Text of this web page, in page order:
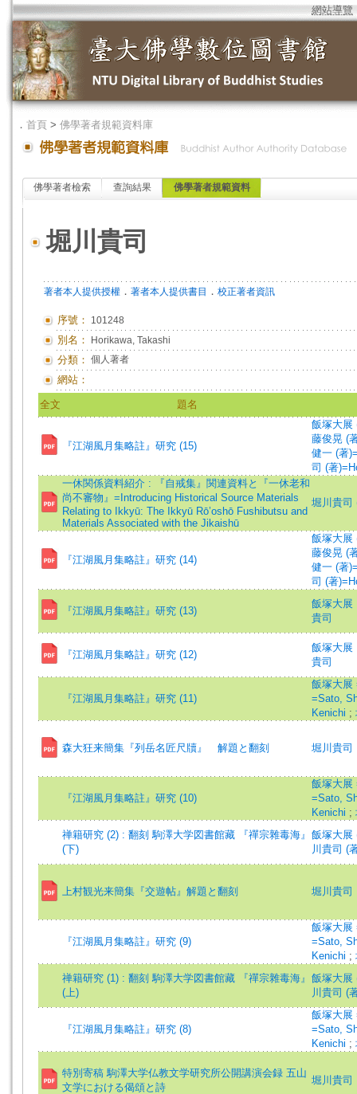
網站導覽
． 首頁 > 佛學著者規範資料庫
佛學著者檢索 查詢結果 佛學著者規範資料
堀川貴司
著者本人提供授權 ． 著者本人提供書目 ． 校正著者資訊
序號： 101248
別名： Horikawa, Takashi
分類： 個人著者
網站：
全文 題名
『江湖風月集略註』研究 (15)
飯塚大展
藤俊晃 (
健一 (著
司 (著
一休関係資料紹介 : 『自戒集』関連資料と『一休老和
尚不審物』=Introducing Historical Source Materials
Relating to Ikkyū: The Ikkyū Rō’oshō Fushibutsu and
Materials Associated with the Jikaishū
堀川貴司
『江湖風月集略註』研究 (14)
飯塚大展
藤俊晃 (
健一 (著
司 (著
『江湖風月集略註』研究 (13)
飯塚大展
貴司
『江湖風月集略註』研究 (12)
飯塚大展
貴司
『江湖風月集略註』研究 (11)
飯塚大展
=Sato,
Kenichi ;
森大狂来簡集『列岳名匠尺牘』 解題と翻刻 堀川貴司
『江湖風月集略註』研究 (10)
飯塚大展
=Sato,
Kenichi ;
禅籍研究 (2) : 翻刻 駒澤大学図書館藏 『禪宗雜毒海』
(下)
飯塚大展
川貴司 (
上村観光来簡集『交遊帖』解題と翻刻 堀川貴司
『江湖風月集略註』研究 (9)
飯塚大展
=Sato,
Kenichi ;
禅籍研究 (1) : 翻刻 駒澤大学図書館藏 『禪宗雜毒海』
(上)
飯塚大展
川貴司 (
『江湖風月集略註』研究 (8)
飯塚大展
=Sato,
Kenichi ;
特別寄稿 駒澤大学仏教文学研究所公開講演会録 五山
文学における偈頌と詩
堀川貴司